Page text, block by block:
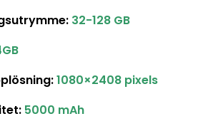
32-128 GB
1080×2408 pixels
5000 mAh